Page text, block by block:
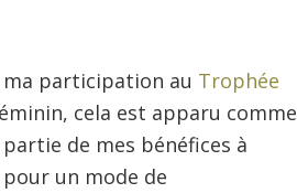
participation au Trophée
cela est apparu comme
de mes bénéfices à
un mode de